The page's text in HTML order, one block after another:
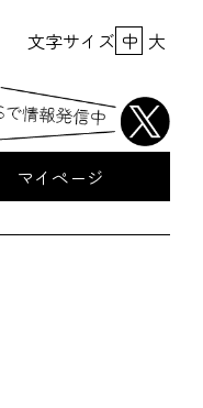
文字サイズ 中 大
マイページ